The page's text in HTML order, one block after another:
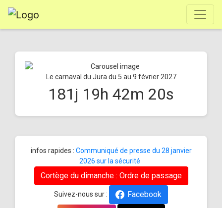
Le carnaval du Jura du 5 au 9 février 2027
181 j 19h 42m 19s
infos rapides : Communiqué de presse du 28 janvier
2026 sur la sécurité
Cortège du dimanche : Ordre de passage
Suivez-nous sur :
Facebook